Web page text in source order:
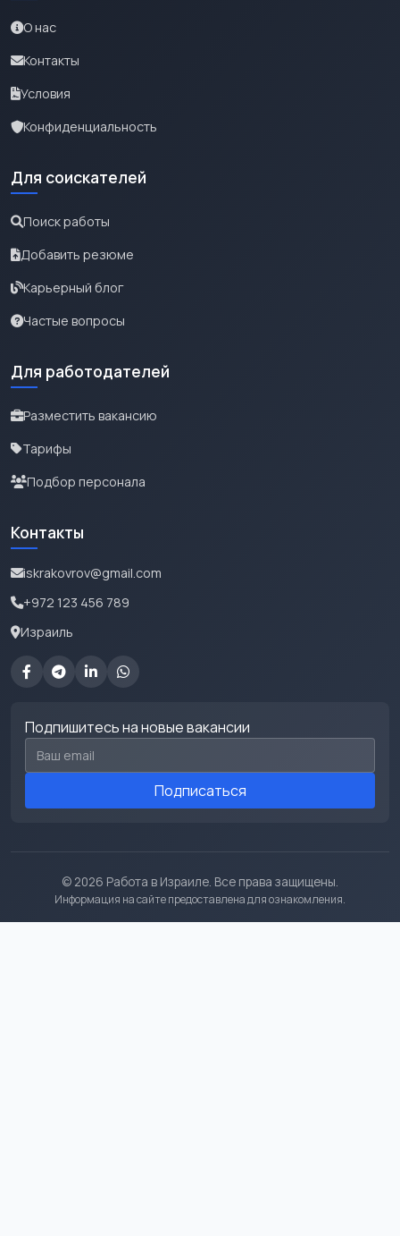
О нас
Контакты
Условия
Конфиденциальность
Для соискателей
Поиск работы
Добавить резюме
Карьерный блог
Частые вопросы
Для работодателей
Разместить вакансию
Тарифы
Подбор персонала
Контакты
iskrakovrov@gmail.com
+972 123 456 789
Израиль
Подпишитесь на новые вакансии
Email для подписки
Подписаться
© 2026 Работа в Израиле. Все права защищены.
Информация на сайте предоставлена для ознакомления.